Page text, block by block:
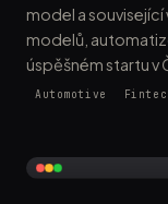
model a
modelů,
úspěšném startu v
Automotive